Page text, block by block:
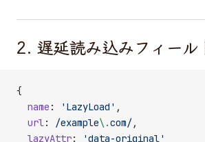
2. 遅延読み込みフィール
{
  name
: 'LazyLoad' ,
  url
: /example\.com/,
  lazyAttr
:
'data-original'